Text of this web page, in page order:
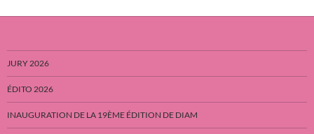
JURY 2026
ÉDITO 2026
INAUGURATION DE LA 19ÈME ÉDITION DE DIAM